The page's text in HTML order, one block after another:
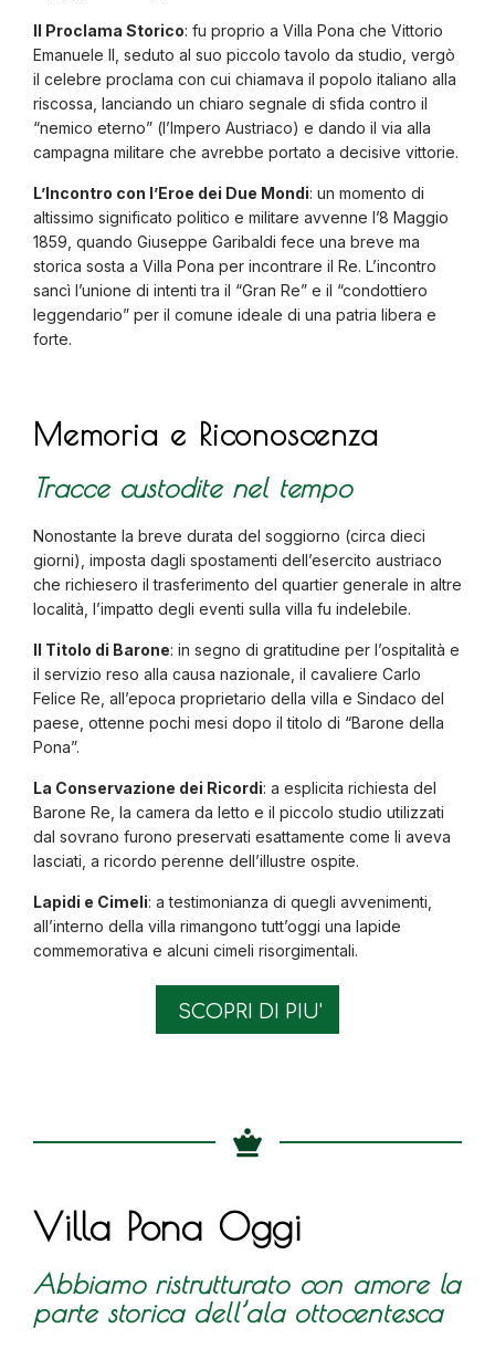
Il Proclama Storico: fu proprio a Villa Pona che Vittorio
Emanuele II, seduto al suo piccolo tavolo da studio, vergò
il celebre proclama con cui chiamava il popolo italiano alla
riscossa, lanciando un chiaro segnale di sfida contro il
“nemico eterno” (l’Impero Austriaco) e dando il via alla
campagna militare che avrebbe portato a decisive vittorie.
L’Incontro con l’Eroe dei Due Mondi: un momento di
altissimo significato politico e militare avvenne l’8 Maggio
1859, quando Giuseppe Garibaldi fece una breve ma
storica sosta a Villa Pona per incontrare il Re. L’incontro
sancì l’unione di intenti tra il “Gran Re” e il “condottiero
leggendario” per il comune ideale di una patria libera e
forte.
Memoria e Riconoscenza
Tracce custodite nel tempo
Nonostante la breve durata del soggiorno (circa dieci
giorni), imposta dagli spostamenti dell’esercito austriaco
che richiesero il trasferimento del quartier generale in altre
località, l’impatto degli eventi sulla villa fu indelebile.
Il Titolo di Barone: in segno di gratitudine per l’ospitalità e
il servizio reso alla causa nazionale, il cavaliere Carlo
Felice Re, all’epoca proprietario della villa e Sindaco del
paese, ottenne pochi mesi dopo il titolo di “Barone della
Pona”.
La Conservazione dei Ricordi: a esplicita richiesta del
Barone Re, la camera da letto e il piccolo studio utilizzati
dal sovrano furono preservati esattamente come li aveva
lasciati, a ricordo perenne dell’illustre ospite.
Lapidi e Cimeli: a testimonianza di quegli avvenimenti,
all’interno della villa rimangono tutt’oggi una lapide
commemorativa e alcuni cimeli risorgimentali.
SCOPRI DI PIU'
Villa Pona Oggi
Abbiamo ristrutturato con amore la
parte storica dell’ala ottocentesca